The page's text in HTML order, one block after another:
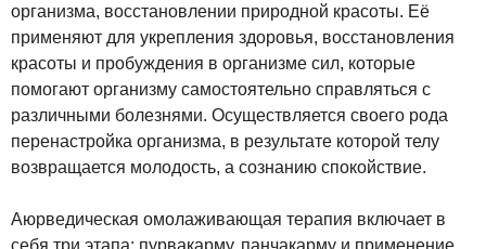
организма, восстановлении природной красоты. Её
применяют для укрепления здоровья, восстановления
красоты и пробуждения в организме сил, которые
помогают организму самостоятельно справляться с
различными болезнями. Осуществляется своего рода
перенастройка организма, в результате которой телу
возвращается молодость, а сознанию спокойствие.
Аюрведическая омолаживающая терапия включает в
себя три этапа: пурвакарму, панчакарму и применение